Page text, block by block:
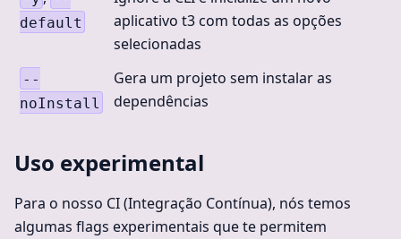
default
aplicativo t3 com todas as opções
selecionadas
--
noInstall
Gera um projeto sem instalar as
dependências
Uso experimental
Para o nosso CI (Integração Contínua), nós temos
algumas flags experimentais que te permitem